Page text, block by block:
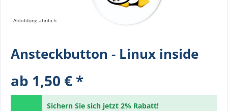
Abbildung ähnlich
Ansteckbutton - Linux inside
ab 1,50 € *
Sichern Sie sich jetzt 2% Rabatt!